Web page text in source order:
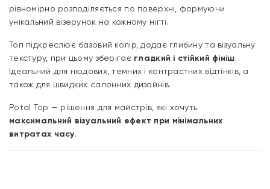
рівномірно розподіляється по поверхні, формуючи
унікальний візерунок на кожному нігті.
Топ підкреслює базовий колір, додає глибину та візуальну
текстуру, при цьому зберігає гладкий і стійкий фініш.
Ідеальний для нюдових, темних і контрастних відтінків, а
також для швидких салонних дизайнів.
Potal Top — рішення для майстрів, які хочуть
максимальний візуальний ефект при мінімальних
витратах часу.